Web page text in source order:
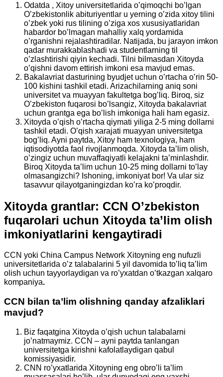
Odatda , Xitoy universitetlarida o’qimoqchi bo’lgan
O’zbekistonlik abituriyentlar u yerning o’zida xitoy tilini
o’zbek yoki rus tilining o’ziga xos xususiyatlaridan
habardor bo’lmagan mahalliy xalq yordamida
o’rganishni rejalashtiradilar. Natijada, bu jarayon imkon
qadar murakkablashadi va studentlarning til
o’zlashtirishi qiyin kechadi. Tilni bilmasdan Xitoyda
o’qishni davom ettirish imkoni esa mavjud emas.
Bakalavriat dasturining byudjet uchun o’rtacha o’rin 50-
100 kishini tashkil etadi. Arizachilarning aniq soni
universitet va muayyan fakultetga bog’liq. Biroq, siz
O’zbekiston fuqarosi bo’lsangiz, Xitoyda bakalavriat
uchun grantga ega bo’lish imkoniga hali ham egasiz.
Xitoyda o’qish o’rtacha qiymati yiliga 2-5 ming dollarni
tashkil etadi. O’qish xarajati muayyan universitetga
bog’liq. Ayni paytda, Xitoy ham texnologiya, ham
iqtisodiyotda faol rivojlanmoqda. Xitoyda ta’lim olish,
o’zingiz uchun muvaffaqiyatli kelajakni ta’minlashdir.
Biroq Xitoyda ta’lim uchun 10-25 ming dollarni to’lay
olmasangizchi? Ishoning, imkoniyat bor! Va ular siz
tasavvur qilayotganingizdan ko’ra ko’proqdir.
Xitoyda grantlar: CCN O’zbekiston
fuqarolari uchun Xitoyda ta’lim olish
imkoniyatlarini kengaytiradi
CCN yoki China Campus Network Xitoyning eng nufuzli
universitetlarida o’z talabalarini 5 yil davomida to’liq ta’lim
olish uchun tayyorlaydigan va ro’yxatdan o’tkazgan xalqaro
kompaniya.
CCN bilan ta’lim olishning qanday afzaliklari
mavjud?
Biz faqatgina Xitoyda o’qish uchun talabalarni
jo’natmaymiz. CCN – ayni paytda tanlangan
universitetga kirishni kafolatlaydigan qabul
komissiyasidir.
CNN ro’yxatlarida Xitoyning eng obro’li ta’lim